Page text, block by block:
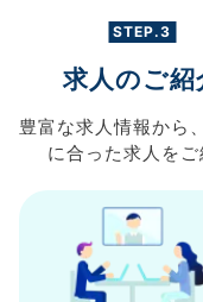
STEP.3
求人のご紹
豊富な求人情報から、
に合った求人を